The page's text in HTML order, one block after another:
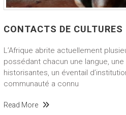
CONTACTS DE CULTURES
L’Afrique abrite actuellement
possédant chacun une langue,
historisantes, un éventail
communauté a connu
Read More